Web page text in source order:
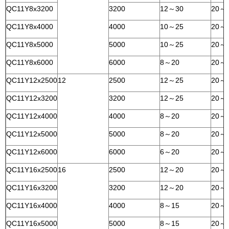
QC11Y8x3200 3200 12～30 20～
QC11Y8x4000 4000 10～25 20～
QC11Y8x5000 5000 10～25 20～
QC11Y8x6000 6000 8～20 20～
QC11Y12x250012 2500 12～25 20～
QC11Y12x3200 3200 12～25 20～
QC11Y12x4000 4000 8～20 20～
QC11Y12x5000 5000 8～20 20～
QC11Y12x6000 6000 6～20 20～
QC11Y16x250016 2500 12～20 20～
QC11Y16x3200 3200 12～20 20～
QC11Y16x4000 4000 8～15 20～
QC11Y16x5000 5000 8～15 20～